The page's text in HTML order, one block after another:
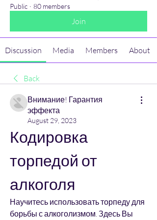
Public · 80 members
Join
Discussion Media Members About
Back
Внимание! Гарантия
эффекта
August 29, 2023
Кодировка
торпедой от
алкоголя
Научитесь использовать торпеду для
борьбы с алкоголизмом. Здесь Вы